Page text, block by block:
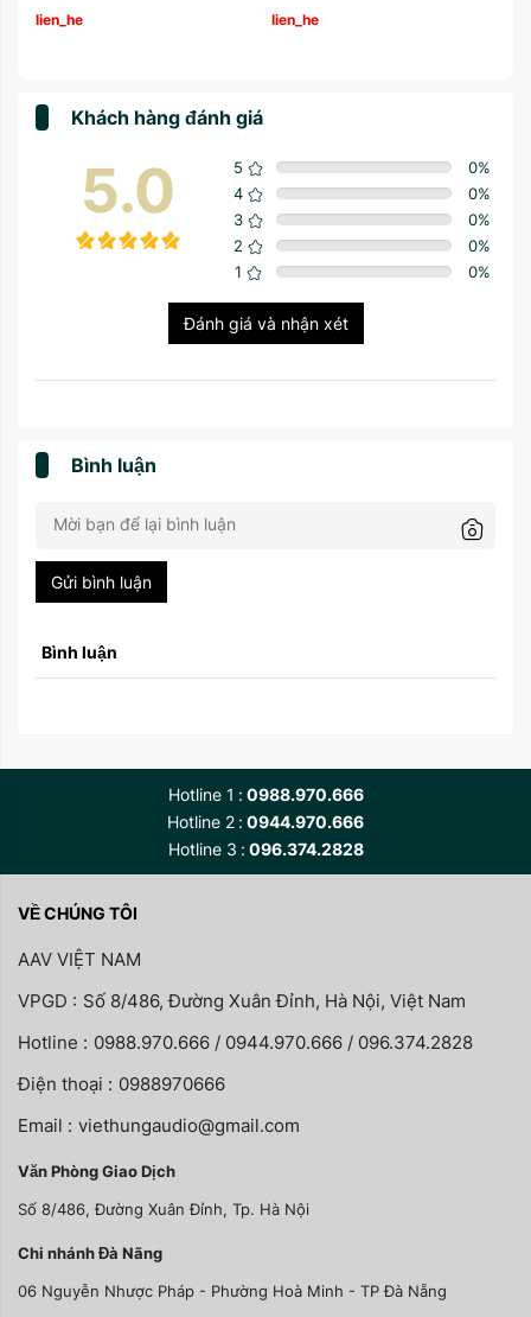
lien_he
lien_he
Khách hàng đánh giá
5.0 5 0%
4
0%
3
0%
2
0%
1
0%
Đánh giá và nhận xét
Bình luận
Gửi bình luận
Bình luận
Hotline 1
0988.970.666
Hotline 2 0944.970.666
Hotline 3
096.374.2828
VỀ CHÚNG TÔI
AAV VIỆT NAM
VPGD : Số 8/486, Đường Xuân Đỉnh, Hà Nội, Việt Nam
Hotline : 0988.970.666 / 0944.970.666 / 096.374.2828
Điện thoại : 0988970666
Email : viethungaudio@gmail.com
Văn Phòng Giao Dịch
Số 8/486, Đường Xuân Đỉnh, Tp. Hà Nội
Chi nhánh Đà Nãng
06 Nguyễn Nhược Pháp - Phường Hoà Minh - TP Đà Nẵng